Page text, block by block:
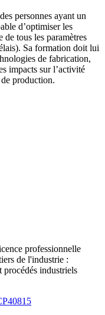
personnes ayant un
d’optimiser les
tous les paramètres
Sa formation doit lui
de fabrication,
impacts sur l’activité
de production.
professionnelle
de l'industrie :
procédés industriels